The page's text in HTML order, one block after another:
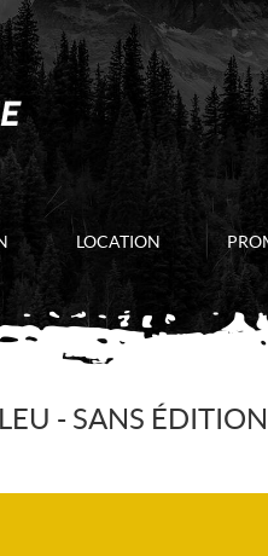
LOCATION
- SANS